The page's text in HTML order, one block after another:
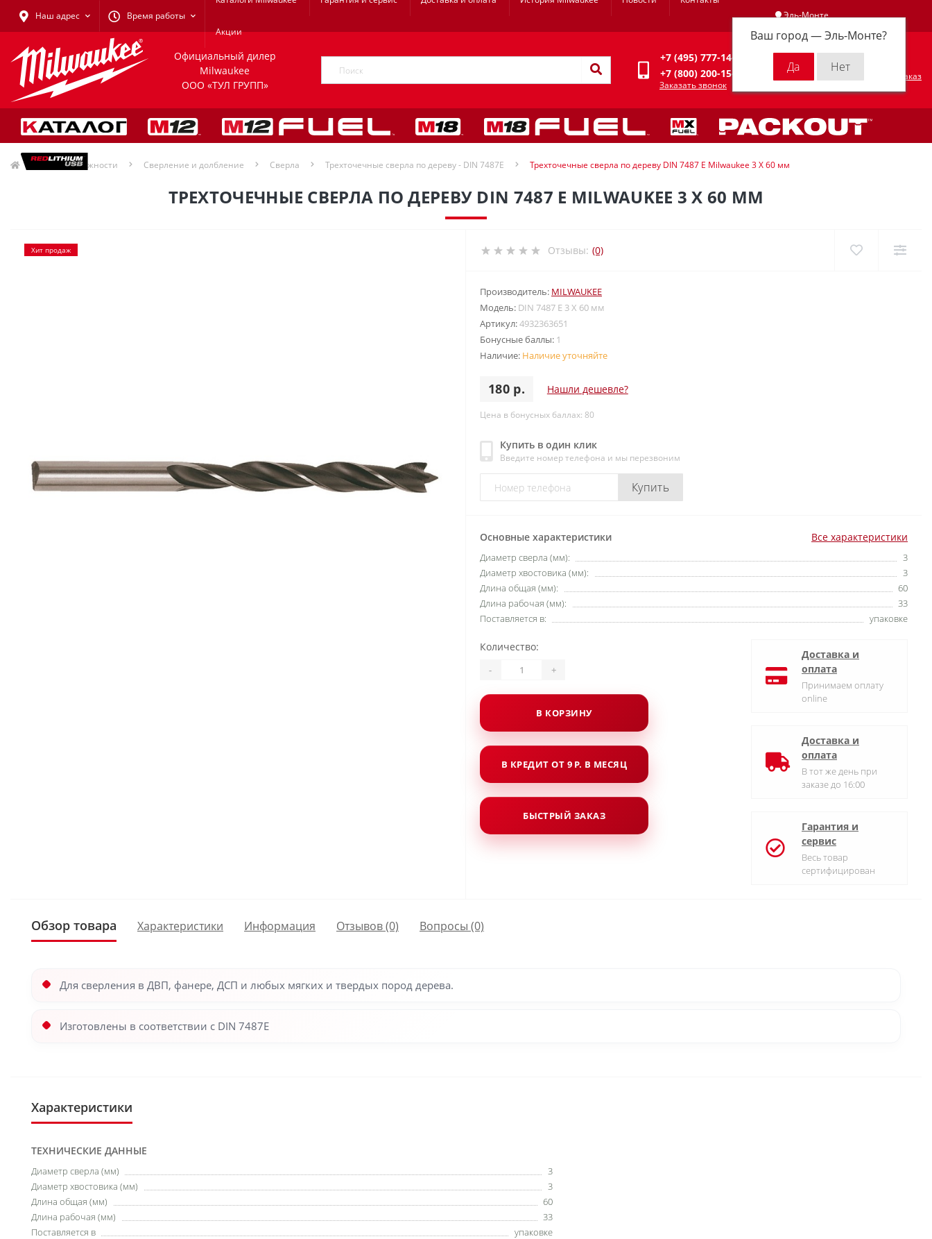
Наш адрес Время работы
Акции
Эль-Монте
Ваш город —Эль-Монте?
Личный кабинет
Официальный дилер
Milwaukee
ООО «ТУЛ ГРУПП»
+7 (495) 777-14-94
+7 (800) 200-15-94
Заказать звонок
Оформить заказ
Принадлежности Сверление и долбление Сверла Трехточечные сверла по дереву - DIN 7487E Трехточечные сверла по дереву DIN 7487 E Milwaukee 3 Х 60 мм
ТРЕХТОЧЕЧНЫЕ СВЕРЛА ПО ДЕРЕВУ DIN 7487 E MILWAUKEE 3 Х 60 ММ
Хит продаж Отзывы: (0)
Производитель: MILWAUKEE
Модель: DIN 7487 E 3 Х 60 мм
Артикул:4932363651
Бонусные баллы: 1
Наличие: Наличие уточняйте
180 р. Нашли дешевле?
Цена в бонусных баллах: 80
Купить в один клик
Введите номер телефона и мы перезвоним
Купить
Основные характеристики Все характеристики
Диаметр сверла (мм):
3
Диаметр хвостовика (мм):
3
Длина общая (мм):
60
Длина рабочая (мм):
33
Поставляется в:
упаковке
Количество:
- +
В КОРЗИНУ
В КРЕДИТ ОТ 9 Р. В МЕСЯЦ
БЫСТРЫЙ ЗАКАЗ
Доставка и
оплата
Принимаем оплату
online
Доставка и
оплата
В тот же день при
заказе до 16:00
Гарантия и
сервис
Весь товар
сертифицирован
Обзор товара Характеристики Информация Отзывов (0) Вопросы (0)
Для сверления в ДВП, фанере, ДСП и любых мягких и твердых пород дерева.
Изготовлены в соответствии с DIN 7487E
Характеристики
ТЕХНИЧЕСКИЕ ДАННЫЕ
Диаметр сверла (мм)
3
Диаметр хвостовика (мм)
3
Длина общая (мм)
60
Длина рабочая (мм)
33
Поставляется в
упаковке